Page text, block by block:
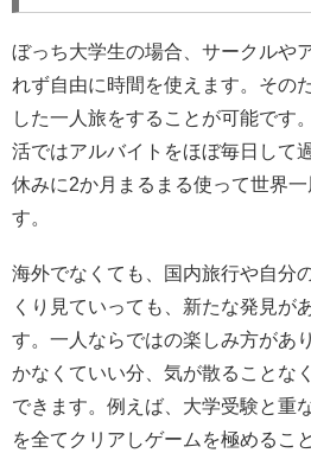
ぼっち大学生の場合、サークルや
れず自由に時間を使えます。その
した一人旅をすることが可能です
活ではアルバイトをほぼ毎日して
休みに2か月まるまる使って世界
す。
海外でなくても、国内旅行や自分
くり見ていっても、新たな発見が
す。一人ならではの楽しみ方があ
かなくていい分、気が散ることな
できます。例えば、大学受験と重
を全てクリアしゲームを極めるこ